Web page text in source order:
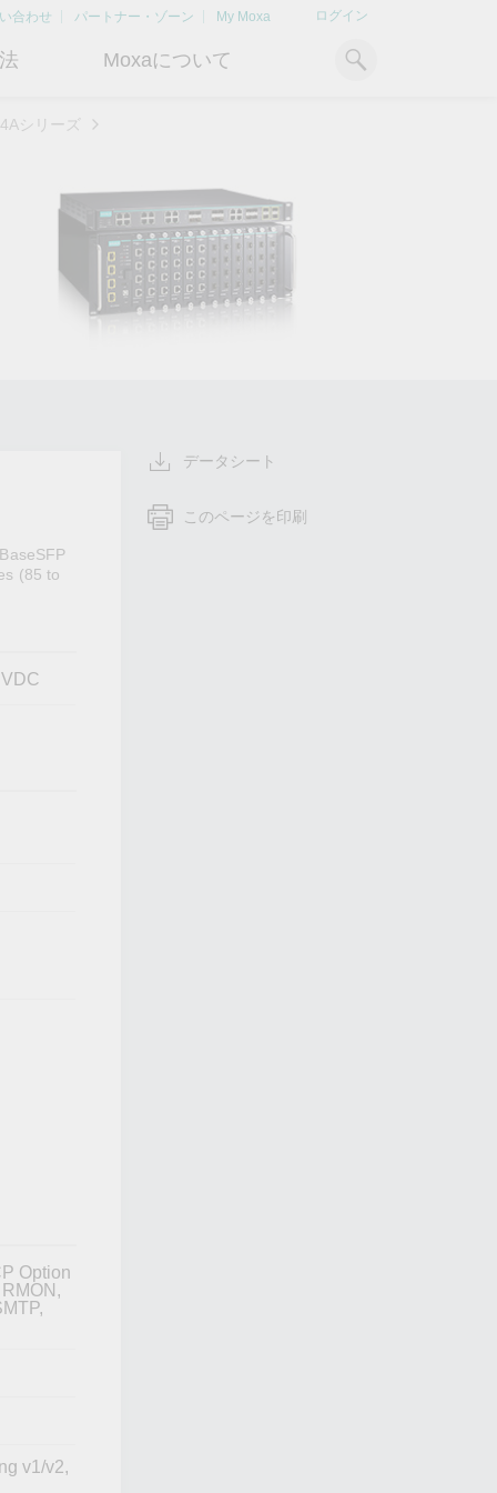
合わせ パートナー・ゾーン My Moxa ログイン
x86コンピュータ
Armベースコンピュータ
パネルPC
OTデータの秘密を解
き明かす
文書ライブラリ
ケーススタディ
記事ライブラリ
フォームよりお問い合わせください
Moxaについて
Moxa Japan合同会社
について
シリーズ
(85 to
Option
v1/v2,
データシート
このページを印刷